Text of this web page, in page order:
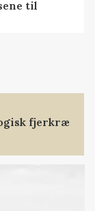
til
fjerkræ